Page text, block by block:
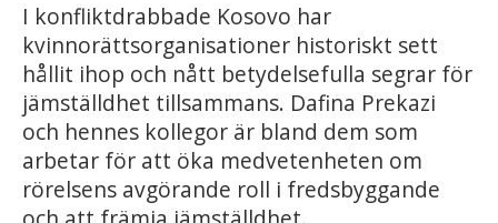
I konfliktdrabbade Kosovo har
kvinnorättsorganisationer historiskt sett
hållit ihop och nått betydelsefulla segrar för
jämställdhet tillsammans. Dafina Prekazi
och hennes kollegor är bland dem som
arbetar för att öka medvetenheten om
rörelsens avgörande roll i fredsbyggande